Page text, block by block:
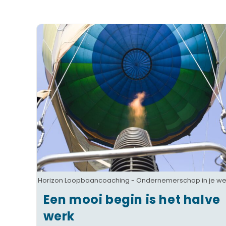
Horizon Loopbaancoaching - Ondernemerschap in je
Een mooi begin is het halve
werk